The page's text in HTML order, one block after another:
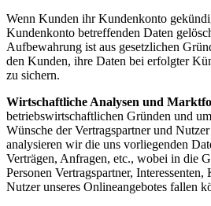
Wenn Kunden ihr Kundenkonto
Kundenkonto betreffenden Daten
Aufbewahrung ist aus gesetzlichen
den Kunden, ihre Daten bei erfolgter
zu sichern.
Wirtschaftliche Analysen und
betriebswirtschaftlichen Gründen und
Wünsche der Vertragspartner und
analysieren wir die uns vorliegenden
Verträgen, Anfragen, etc., wobei in die
Personen Vertragspartner,
Nutzer unseres Onlineangebotes fallen